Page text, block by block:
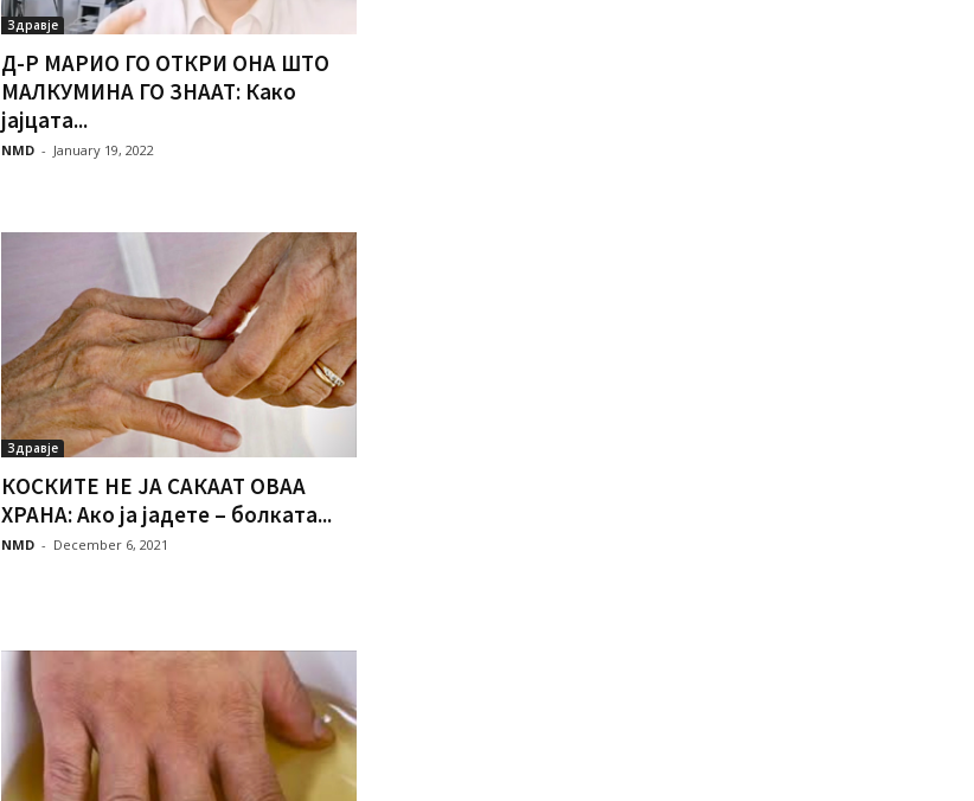
Здравје
Д-Р МАРИО ГО ОТКРИ ОНА ШТО
МАЛКУМИНА ГО ЗНААТ: Како
јајцата...
NMD - January 19, 2022
Здравје
КОСКИТЕ НЕ ЈА САКААТ ОВАА
ХРАНА: Ако ја јадете – болката...
NMD - December 6, 2021